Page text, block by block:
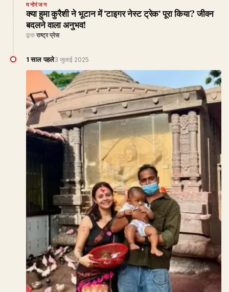
मनोरंजन
क्या हुमा कुरैशी ने भूटान में 'टाइगर नेस्ट ट्रेक' पूरा किया? जीवन
बदलने वाला अनुभव!
द्वारा राष्ट्र प्रेस
1 साल पहले3 जुलाई 2025